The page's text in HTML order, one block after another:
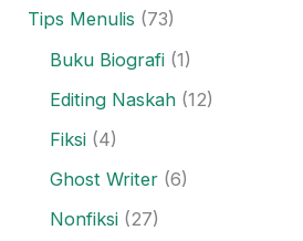
Tips Menulis (73)
Buku Biografi (1)
Editing Naskah (12)
Fiksi (4)
Ghost Writer (6)
Nonfiksi (27)